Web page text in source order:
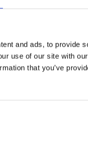
and ads, to provide
use of our site with
that you’ve